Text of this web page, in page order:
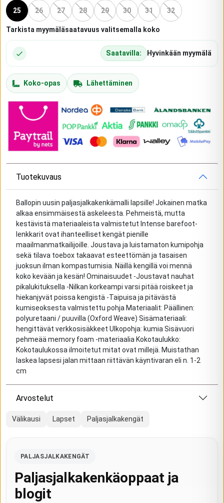
25 26 27 28 29 30 31 32
Tarkista myymäläsaatavuus valitsemalla koko
Saatavilla: Hyvinkään myymälä
Koko-opas Lähettäminen
Tuotekuvaus
Ballopin uusin paljasjalkakenkämalli lapsille! Jokainen matka
alkaa ensimmäisestä askeleesta. Pehmeistä, mutta
kestävistä materiaaleista valmistetut Intense barefoot-
lenkkarit ovat ihanteelliset kengät pienille
maailmanmatkailijoille. Joustava ja luistamaton kumipohja
sekä tilava toebox takaavat esteettömän ja tasaisen
juoksun ilman kompastumisia. Näillä kengillä voi mennä
koko kevään ja kesän! Ominaisuudet -Joustavat nauhat
pikalukituksella -Nilkan korkeampi varsi pitää roiskeet ja
hiekanjyvät poissa kengistä -Taipuisa ja pitävästä
kumiseoksesta valmistettu pohja Materiaalit: Päällinen:
polyuretaani / puuvilla (Oxford Weave) Sisämateriaali:
hengittävät verkkosisäkkeet Ulkopohja: kumia Sisävuori
pehmeää memory foam -materiaalia Kokotaulukko:
Kokotaulukossa ilmoitetut mitat ovat millejä. Muistathan
laskea lapsesi jalan mittaan riittävän käyntivaran eli n. 1-2
cm
Arvostelut
Välikausi Lapset Paljasjalkakengät
PALJASJALKAKENGÄT
Paljasjalkakenkäoppaat ja
blogit